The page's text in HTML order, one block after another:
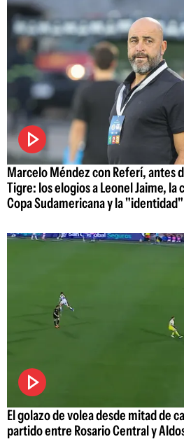
Marcelo Méndez con Referí, antes
Tigre: los elogios a Leonel Jaime,
Copa Sudamericana y la
El golazo de volea desde mitad de
partido entre Rosario Central y